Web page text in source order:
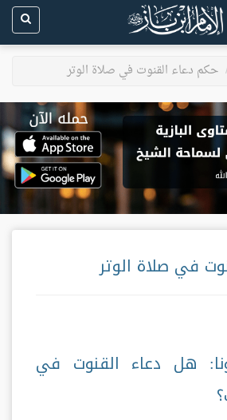
حكم دعاء القنوت في صلاة الوتر
في صلاة الوتر
هل دعاء القنوت في